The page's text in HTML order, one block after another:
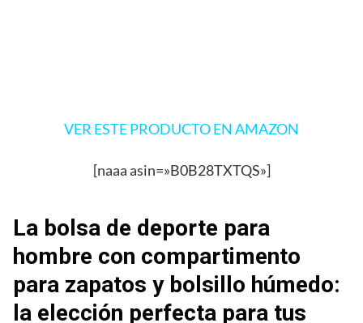
VER ESTE PRODUCTO EN AMAZON
[naaa asin=»B0B28TXTQS»]
La bolsa de deporte para
hombre con compartimento
para zapatos y bolsillo húmedo:
la elección perfecta para tus